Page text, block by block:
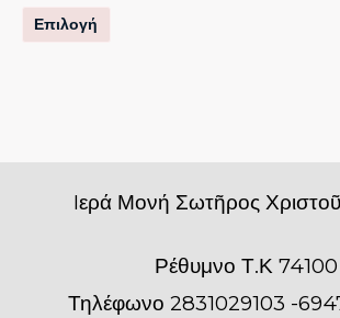
Επιλογή
σελίδα
Iερά Μονή Σωτῆρος
Ρέθυμνο Τ.Κ 74100
Τηλέφωνο 2831029103 -